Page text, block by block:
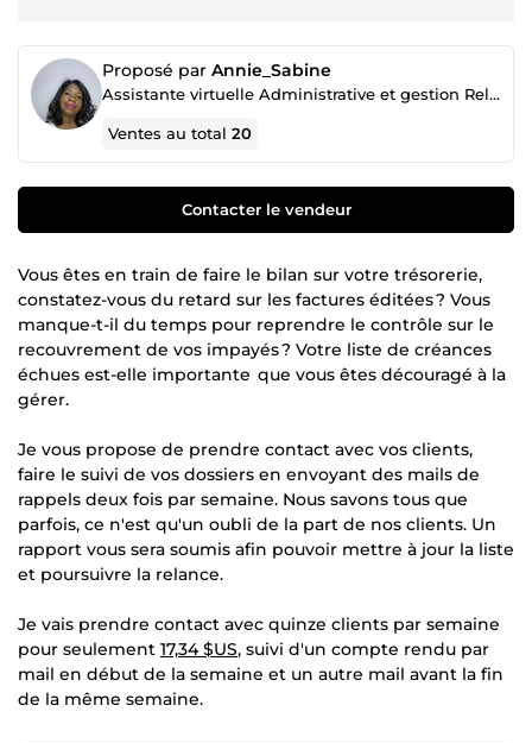
Proposé par Annie_Sabine
Assistante virtuelle Administrative et gestion Relation clients
Ventes au total20
Contacter le vendeur
Vous êtes en train de faire le bilan sur votre trésorerie,
constatez-vous du retard sur les factures éditées ? Vous
manque-t-il du temps pour reprendre le contrôle sur le
recouvrement de vos impayés ? Votre liste de créances
échues est-elle importante que vous êtes découragé à la
gérer.
Je vous propose de prendre contact avec vos clients,
faire le suivi de vos dossiers en envoyant des mails de
rappels deux fois par semaine. Nous savons tous que
parfois, ce n'est qu'un oubli de la part de nos clients. Un
rapport vous sera soumis afin pouvoir mettre à jour la liste
et poursuivre la relance.
Je vais prendre contact avec quinze clients par semaine
pour seulement 17,34 $US, suivi d'un compte rendu par
mail en début de la semaine et un autre mail avant la fin
de la même semaine.